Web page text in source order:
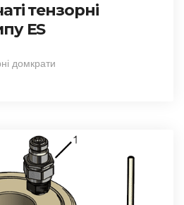
тензорні
ES
домкрати